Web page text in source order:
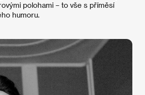
polohami – to vše s příměsí
humoru.